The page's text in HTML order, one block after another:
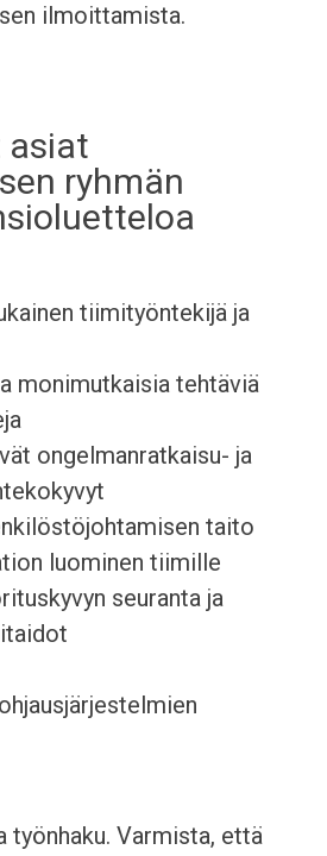
ilmoittamista.
asiat
ryhmän
tiimityöntekijä ja
monimutkaisia tehtäviä
ongelmanratkaisu- ja
taito
luominen tiimille
seuranta ja
työnhaku. Varmista, että